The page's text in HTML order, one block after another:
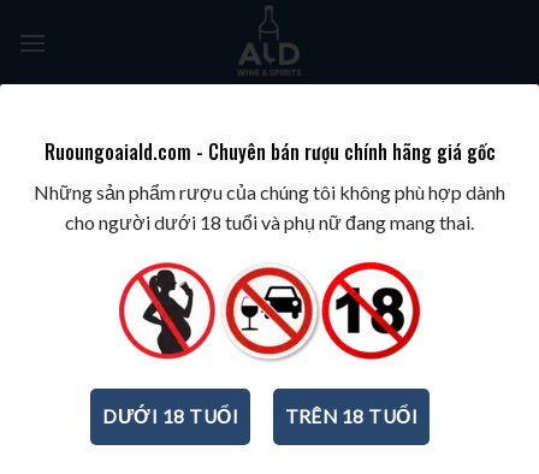
TRANG CHỦ BEST WINES & SPIRITS BEST WINES BY GRAPE / SHIRAZ/SYRAH
Ruoungoaiald.com - Chuyên bán rượu chính hãng giá gốc
Những sản phẩm rượu của chúng tôi không phù hợp dành
cho người dưới 18 tuổi và phụ nữ đang mang thai.
DƯỚI 18 TUỔI TRÊN 18 TUỔI